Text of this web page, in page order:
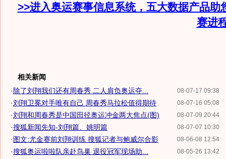
>>进入奥运赛事信息系统，五大数据产品助
赛进
相关新闻
08-07-17 09:38
·除了刘翔我们还有周春秀 二人肩负奥运夺...
08-07-16 05:08
·刘翔卫冕对手唯有自己 周春秀马拉松值得期待
08-07-09 20:44
·刘翔和周春秀是中国田径奥运冲金两大焦点(图)
08-07-07 10:30
·搜狐新闻先知-刘翔篇、姚明篇
08-06-08 12:54
·图文:尤金赛前刘翔训练 搜狐记者与鲍威尔合影
08-05-26 13:42
·搜狐奥运啦啦队亲赴鸟巢 退役冠军现场助...